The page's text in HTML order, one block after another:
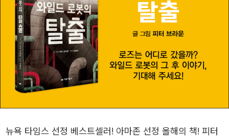
뉴욕 타임스 선정 베스트셀러! 아마존 선정 올해의 책! 피터